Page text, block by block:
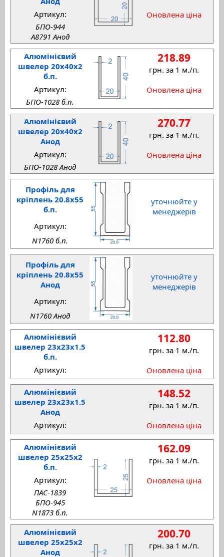
Оновлена ціна
Артикул:
БПО-944
A8791 Анод
Алюмінієвий
швелер 20x40x2
б.п.
218.89
грн. за 1 м./п.
Оновлена ціна
Артикул:
БПО-1028 б.п.
Алюмінієвий
швелер 20x40x2
Анод
270.77
грн. за 1 м./п.
Оновлена ціна
Артикул:
БПО-1028 Анод
Профіль для
кріплень 20.8x55
б.п.
уточнюйте у
менеджерів
Артикул:
N1760 б.п.
Профіль для
кріплень 20.8x55
Анод
уточнюйте у
менеджерів
Артикул:
N1760 Анод
Алюмінієвий
швелер 23x23x1.5
б.п.
112.80
грн. за 1 м./п.
Оновлена ціна
Артикул:
Алюмінієвий
швелер 23x23x1.5
Анод
148.52
грн. за 1 м./п.
Оновлена ціна
Артикул:
Алюмінієвий
швелер 25x25x2
б.п.
162.09
грн. за 1 м./п.
Оновлена ціна
Артикул:
ПАС-1839
БПО-945
N1873 б.п.
Алюмінієвий
швелер 25x25x2
Анод
200.70
грн. за 1 м./п.